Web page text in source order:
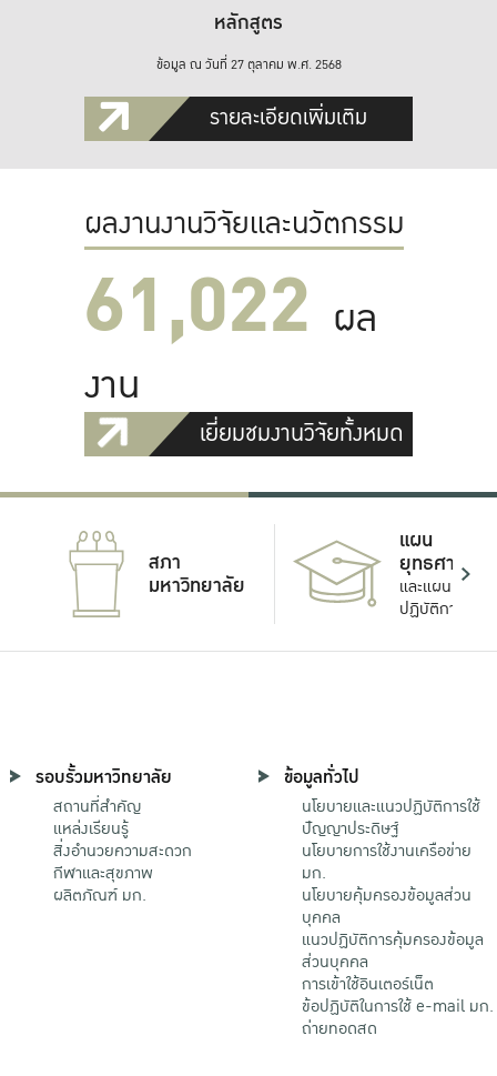
หลักสูตร
ข้อมูล ณ วันที่ 27 ตุลาคม พ.ศ. 2568
รายละเอียดเพิ่มเติม
ผลงานงานวิจัยและนวัตกรรม
61,022 ผล
งาน
เยี่ยมชมงานวิจัยทั้งหมด
สภา
มหาวิทยาลัย
แผน
ยุทธศาสตร์
และแผน
ปฏิบัติการ
รอบรั้วมหาวิทยาลัย
สถานที่สำคัญ
แหล่งเรียนรู้
สิ่งอำนวยความสะดวก
กีฬาและสุขภาพ
ผลิตภัณฑ์ มก.
ข้อมูลทั่วไป
นโยบายและแนวปฏิบัติการใช้
ปัญญาประดิษฐ์
นโยบายการใช้งานเครือข่าย
มก.
นโยบายคุ้มครองข้อมูลส่วน
บุคคล
แนวปฏิบัติการคุ้มครองข้อมูล
ส่วนบุคคล
การเข้าใช้อินเตอร์เน็ต
ข้อปฏิบัติในการใช้ e-mail มก.
ถ่ายทอดสด